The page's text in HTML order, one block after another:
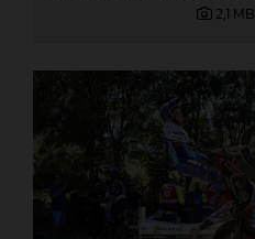
2,1 MB